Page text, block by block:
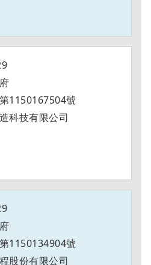
1150167504號
科技有限公司
1150134904號
股份有限公司